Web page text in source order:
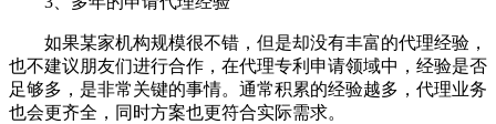
如果某家机构规模很不错，但是却没有丰富的代理经验，
也不建议朋友们进行合作，在代理专利申请领域中，经验是否
足够多，是非常关键的事情。通常积累的经验越多，代理业务
也会更齐全，同时方案也更符合实际需求。